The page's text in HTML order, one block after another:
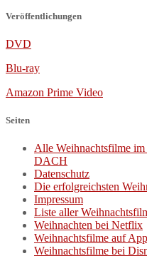
Veröffentlichungen
DVD
Blu-ray
Amazon Prime Video
Seiten
Alle Weihnachtsfilme
DACH
Datenschutz
Die erfolgreichsten
Impressum
Liste aller
Weihnachten bei Netflix
Weihnachtsfilme auf
Weihnachtsfilme bei